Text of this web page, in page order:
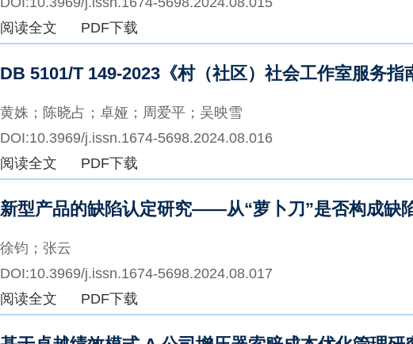
阅读全文
PDF下载
DB 5101/T 149-2023《村（社区）社会工作室服务指
黄姝；陈晓占；卓娅；周爱平；吴映雪
DOI:10.3969/j.issn.1674-5698.2024.08.016
阅读全文
PDF下载
新型产品的缺陷认定研究——从“萝卜刀”是否构成缺
徐钧；张云
DOI:10.3969/j.issn.1674-5698.2024.08.017
阅读全文
PDF下载